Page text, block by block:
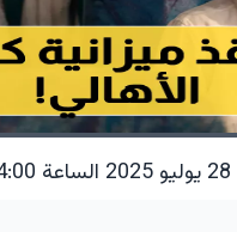
28 يوليو 2025 الساعة 04:00 صباحاً